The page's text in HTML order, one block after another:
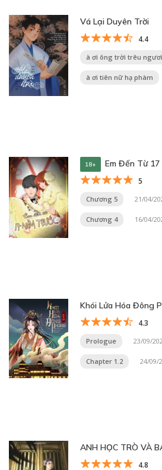
Vá Lại Duyên Trời
4.4
à ơi ông trời trêu ngươi
à ơi tiên nữ hạ phàm
18+ Em Đến Từ 17
5
Chương 5 21/04/
Chương 4 16/04/
Khói Lửa Hóa Đông
4.3
Prologue 23/09/
Chapter 1.2 24/09/
ANH HỌC TRÒ VÀ
4.8